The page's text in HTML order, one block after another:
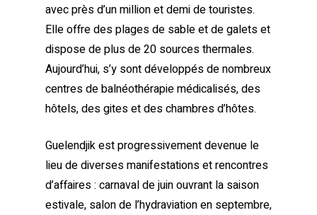
avec près d’un million et demi de touristes.
Elle offre des plages de sable et de galets et
dispose de plus de 20 sources thermales.
Aujourd’hui, s’y sont développés de nombreux
centres de balnéothérapie médicalisés, des
hôtels, des gites et des chambres d’hôtes.
Guelendjik est progressivement devenue le
lieu de diverses manifestations et rencontres
d’affaires : carnaval de juin ouvrant la saison
estivale, salon de l’hydraviation en septembre,